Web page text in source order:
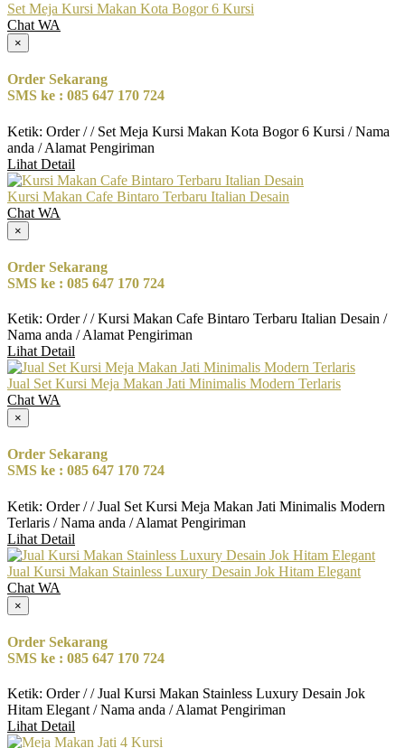
Set Meja Kursi Makan Kota Bogor 6 Kursi
Chat WA
×
Order Sekarang
SMS ke : 085 647 170 724
Ketik: Order / / Set Meja Kursi Makan Kota Bogor 6 Kursi / Nama
anda / Alamat Pengiriman
Lihat Detail
Kursi Makan Cafe Bintaro Terbaru Italian Desain
Chat WA
×
Order Sekarang
SMS ke : 085 647 170 724
Ketik: Order / / Kursi Makan Cafe Bintaro Terbaru Italian Desain /
Nama anda / Alamat Pengiriman
Lihat Detail
Jual Set Kursi Meja Makan Jati Minimalis Modern Terlaris
Chat WA
×
Order Sekarang
SMS ke : 085 647 170 724
Ketik: Order / / Jual Set Kursi Meja Makan Jati Minimalis Modern
Terlaris / Nama anda / Alamat Pengiriman
Lihat Detail
Jual Kursi Makan Stainless Luxury Desain Jok Hitam Elegant
Chat WA
×
Order Sekarang
SMS ke : 085 647 170 724
Ketik: Order / / Jual Kursi Makan Stainless Luxury Desain Jok
Hitam Elegant / Nama anda / Alamat Pengiriman
Lihat Detail